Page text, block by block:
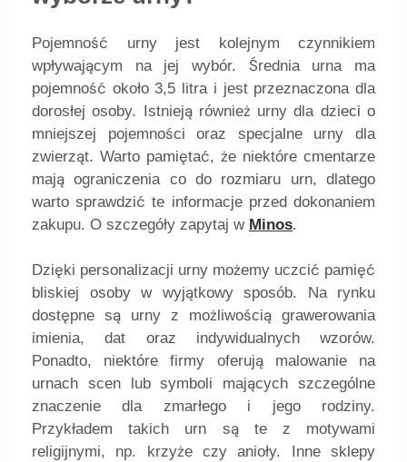
Pojemność urny jest kolejnym czynnikiem
wpływającym na jej wybór. Średnia urna ma
pojemność około 3,5 litra i jest przeznaczona dla
dorosłej osoby. Istnieją również urny dla dzieci o
mniejszej pojemności oraz specjalne urny dla
zwierząt. Warto pamiętać, że niektóre cmentarze
mają ograniczenia co do rozmiaru urn, dlatego
warto sprawdzić te informacje przed dokonaniem
zakupu. O szczegóły zapytaj w Minos.
Dzięki personalizacji urny możemy uczcić pamięć
bliskiej osoby w wyjątkowy sposób. Na rynku
dostępne są urny z możliwością grawerowania
imienia, dat oraz indywidualnych wzorów.
Ponadto, niektóre firmy oferują malowanie na
urnach scen lub symboli mających szczególne
znaczenie dla zmarłego i jego rodziny.
Przykładem takich urn są te z motywami
religijnymi, np. krzyże czy anioły. Inne sklepy